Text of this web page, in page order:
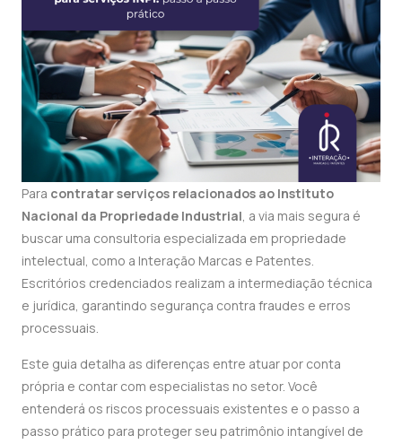
Para contratar serviços relacionados ao Instituto
Nacional da Propriedade Industrial, a via mais segura é
buscar uma consultoria especializada em propriedade
intelectual, como a Interação Marcas e Patentes.
Escritórios credenciados realizam a intermediação técnica
e jurídica, garantindo segurança contra fraudes e erros
processuais.
Este guia detalha as diferenças entre atuar por conta
própria e contar com especialistas no setor. Você
entenderá os riscos processuais existentes e o passo a
passo prático para proteger seu patrimônio intangível de